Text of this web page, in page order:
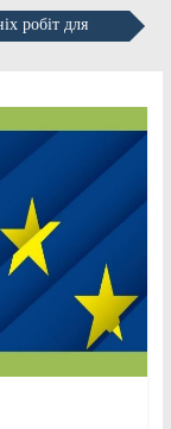
робіт для